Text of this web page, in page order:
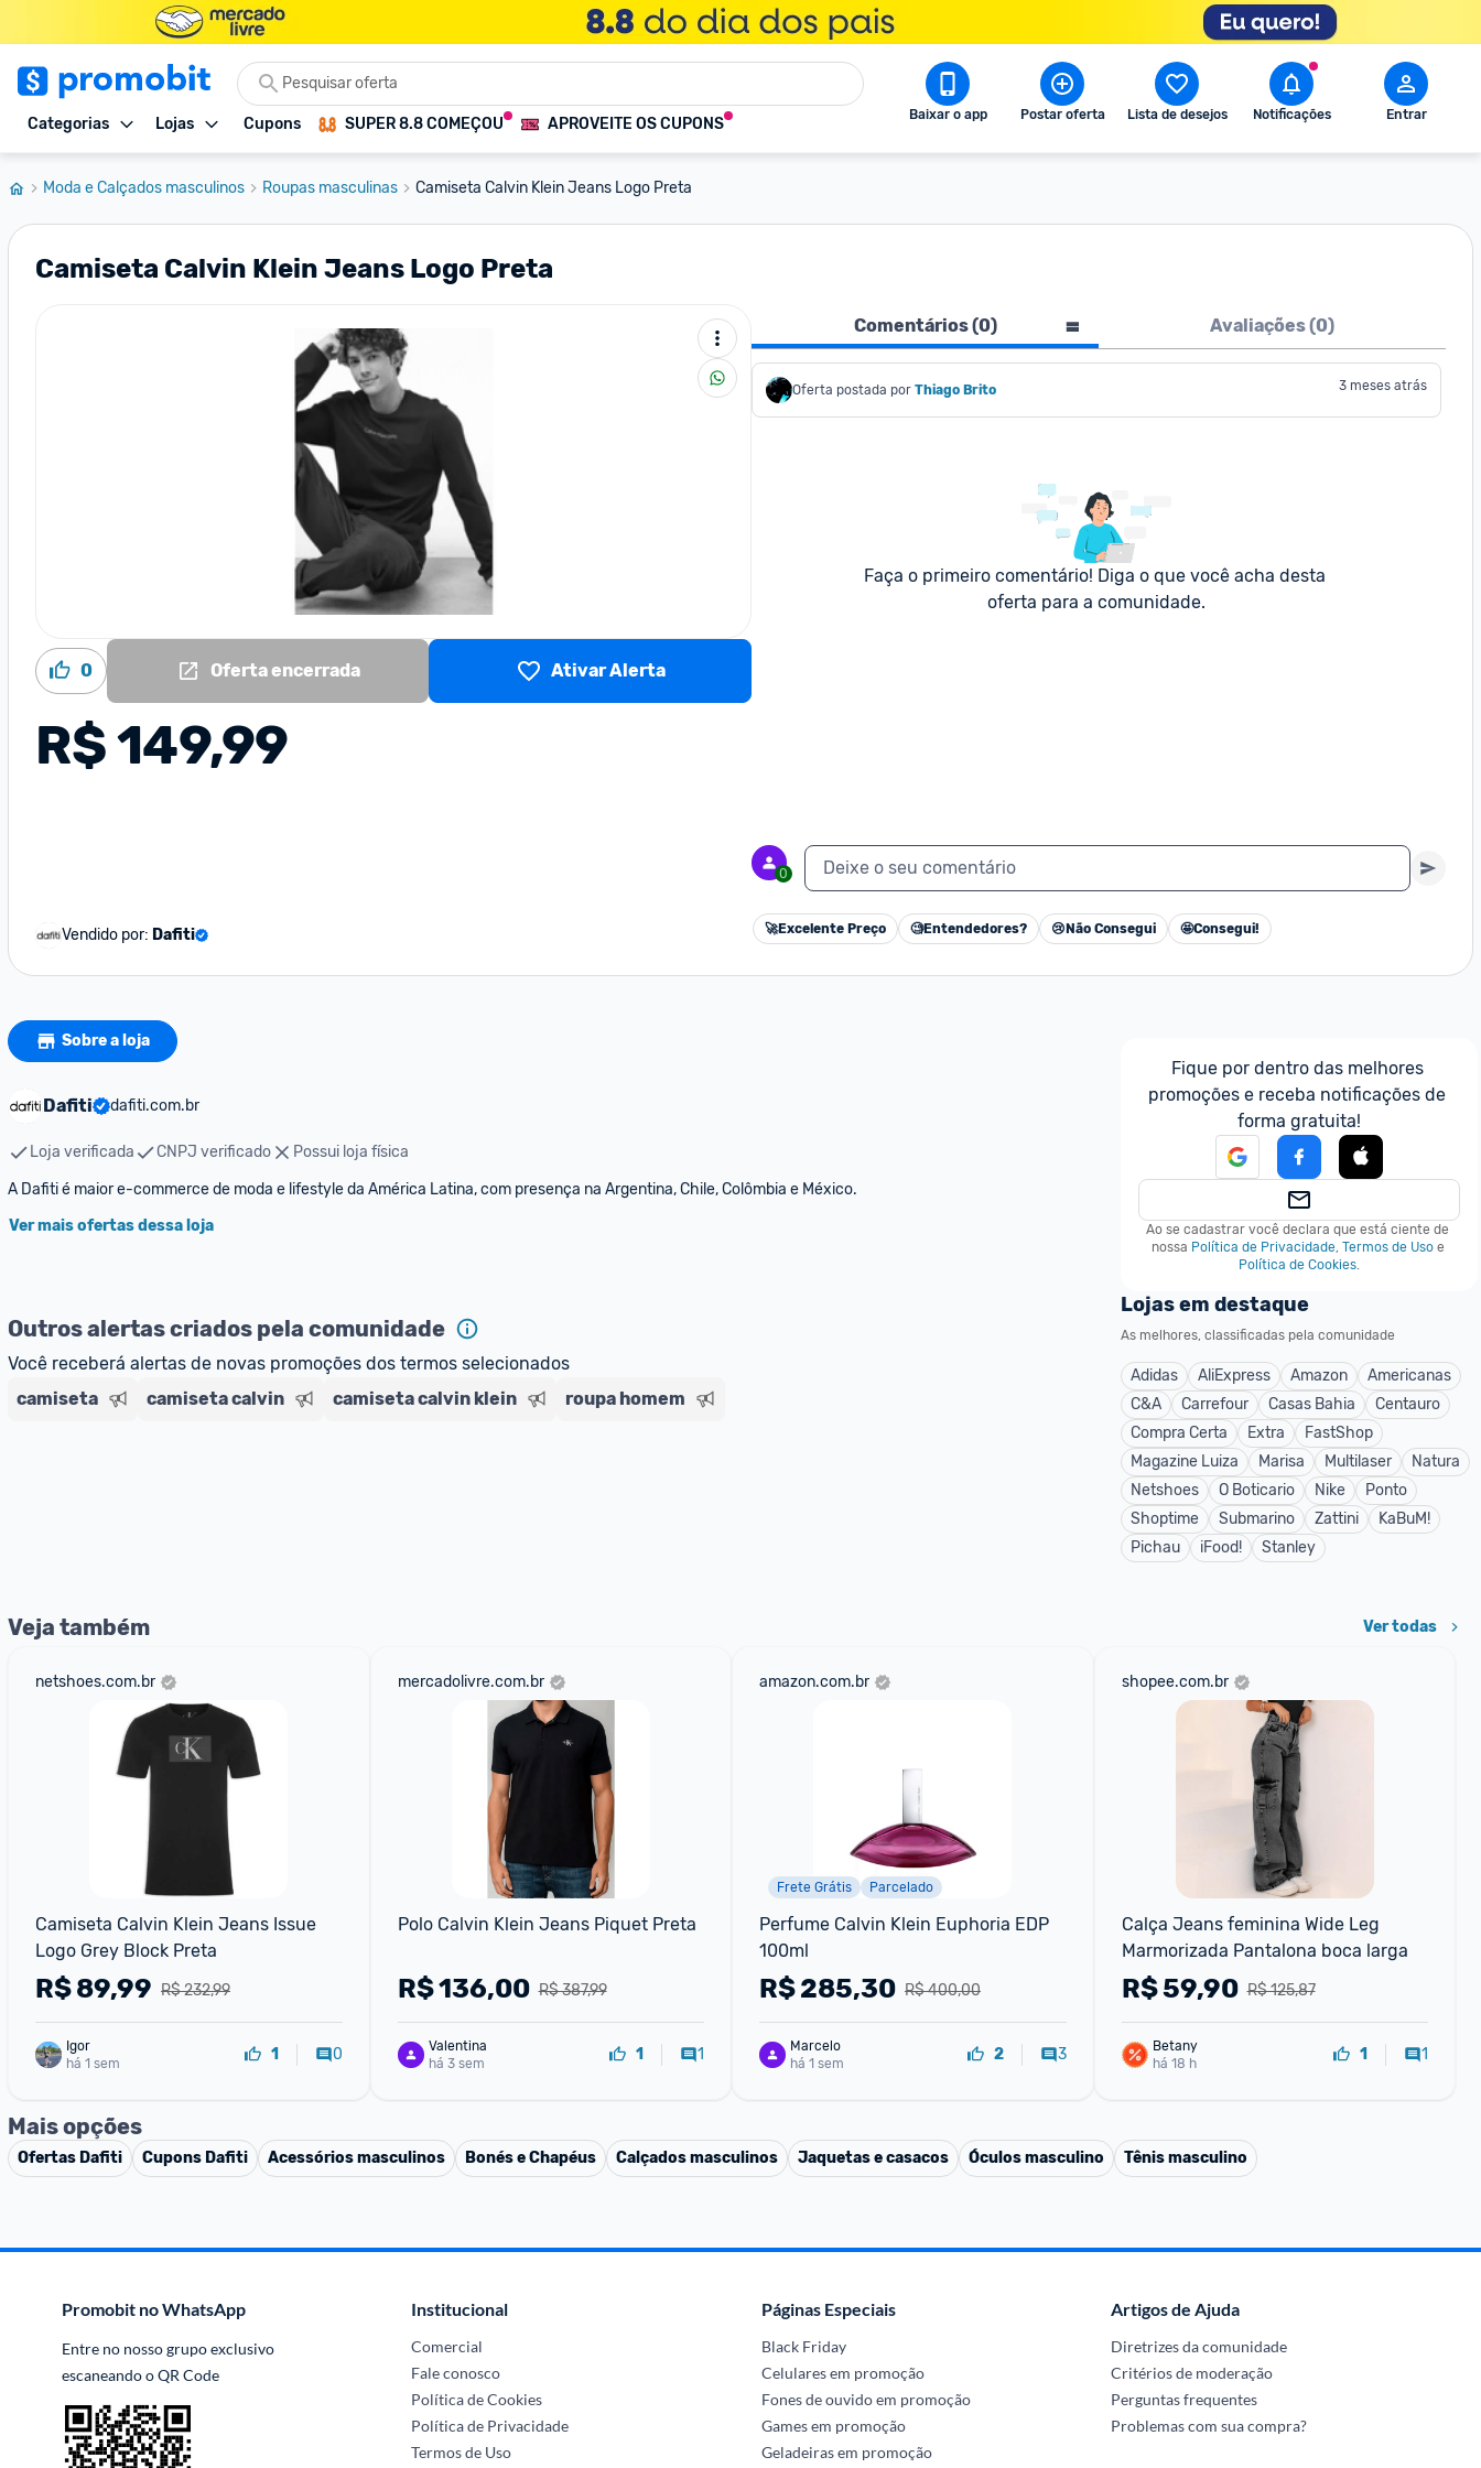
Categorias Lojas Cupons SUPER 8.8 COMEÇOU APROVEITE OS CUPONS Baixar o app Postar oferta Lista de desejos Notificações Entrar
Moda e Calçados masculinos Roupas masculinas Camiseta Calvin Klein Jeans Logo Preta
Camiseta Calvin Klein Jeans Logo Preta
0 Oferta encerrada Ativar Alerta
R$ 149,99
Vendido por: Dafiti
Comentários (0) Avaliações (0)
Oferta postada por Thiago Brito 3 meses atrás
Faça o primeiro comentário! Diga o que você acha desta
oferta para a comunidade.
0 Deixe o seu comentário
🚀Excelente Preço 🧐Entendedores? 😢 Não Consegui 🤩Consegui!
Sobre a loja
Dafiti dafiti.com.br
Loja verificada CNPJ verificado
Possui loja física
A Dafiti é maior e-commerce de moda e lifestyle da América Latina, com presença na Argentina, Chile, Colômbia e México.
Ver mais ofertas dessa loja
Outros alertas criados pela comunidade
Você receberá alertas de novas promoções dos termos selecionados
camiseta
camiseta calvin camiseta calvin klein roupa homem
Fique por dentro das melhores
promoções e receba notificações de
forma gratuita!
Ao se cadastrar você declara que está ciente de
nossa Política de Privacidade, Termos de Uso e
Política de Cookies.
Lojas em destaque
As melhores, classificadas pela comunidade
Adidas AliExpress Amazon
Americanas
C&A
Carrefour Casas Bahia
Centauro
Compra Certa
Extra
FastShop
Magazine Luiza
Marisa Multilaser
Natura
Netshoes
O Boticario Nike
Ponto
Shoptime
Submarino Zattini
KaBuM!
Pichau
iFood! Stanley
Veja também Ver todas
netshoes.com.br
Camiseta Calvin Klein Jeans Issue
Logo Grey Block Preta
R$ 232,99
R$89,99
Igor
há 1 sem
1 0
mercadolivre.com.br
Polo Calvin Klein Jeans Piquet Preta
R$ 387,99
R$136,00
Valentina
há 3 sem
1 1
amazon.com.br
Frete Grátis Parcelado
Perfume Calvin Klein Euphoria EDP
100ml
R$ 400,00
R$285,30
Marcelo
há 1 sem
2 3
shopee.com.br
Calça Jeans feminina Wide Leg
Marmorizada Pantalona boca larga
R$ 125,87
R$59,90
Betany
há 18 h
1 1
Mais opções
Ofertas Dafiti Cupons Dafiti Acessórios masculinos Bonés e Chapéus Calçados masculinos Jaquetas e casacos Óculos masculino Tênis masculino
Promobit no WhatsApp
Entre no nosso grupo exclusivo
escaneando o QR Code
Institucional
Comercial
Fale conosco
Política de Cookies
Política de Privacidade
Termos de Uso
Páginas Especiais
Black Friday
Celulares em promoção
Fones de ouvido em promoção
Games em promoção
Geladeiras em promoção
Artigos de Ajuda
Diretrizes da comunidade
Critérios de moderação
Perguntas frequentes
Problemas com sua compra?